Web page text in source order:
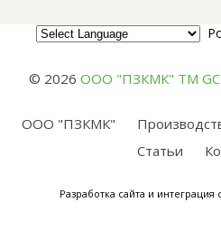
© 2026 ООО "ПЗКМК" TM
ООО "ПЗКМК"
Статьи
Разработка сайта и интеграция